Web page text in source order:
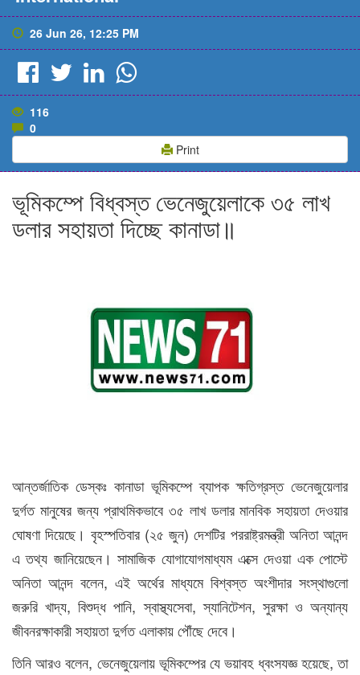
26 Jun 26, 12:25 PM
116
0
Print
ভূমিকম্পে বিধ্বস্ত ভেনেজুয়েলাকে ৩৫ লাখ
ডলার সহায়তা দিচ্ছে কানাডা॥
আন্তর্জাতিক ডেস্কঃ কানাডা ভূমিকম্পে ব্যাপক ক্ষতিগ্রস্ত ভেনেজুয়েলার
দুর্গত মানুষের জন্য প্রাথমিকভাবে ৩৫ লাখ ডলার মানবিক সহায়তা দেওয়ার
ঘোষণা দিয়েছে। বৃহস্পতিবার (২৫ জুন) দেশটির পররাষ্ট্রমন্ত্রী অনিতা আনন্দ
এ তথ্য জানিয়েছেন। সামাজিক যোগাযোগমাধ্যম এক্সে দেওয়া এক পোস্টে
অনিতা আনন্দ বলেন, এই অর্থের মাধ্যমে বিশ্বস্ত অংশীদার সংস্থাগুলো
জরুরি খাদ্য, বিশুদ্ধ পানি, স্বাস্থ্যসেবা, স্যানিটেশন, সুরক্ষা ও অন্যান্য
জীবনরক্ষাকারী সহায়তা দুর্গত এলাকায় পৌঁছে দেবে।
তিনি আরও বলেন, ভেনেজুয়েলায় ভূমিকম্পের যে ভয়াবহ ধ্বংসযজ্ঞ হয়েছে, তা